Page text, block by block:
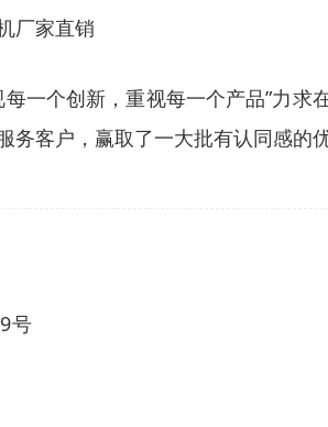
厂家直销
一个创新，重视每一个产品”力
客户，赢取了一大批有认同感的
号